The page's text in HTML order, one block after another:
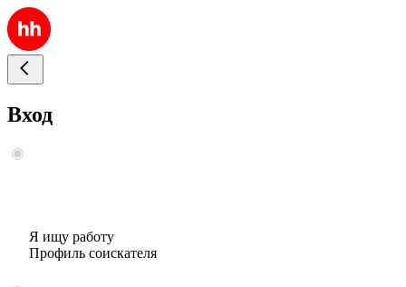
Вход
Я ищу работу
Профиль соискателя